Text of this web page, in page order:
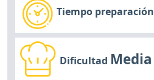
Tiempo preparación
Dificultad Media